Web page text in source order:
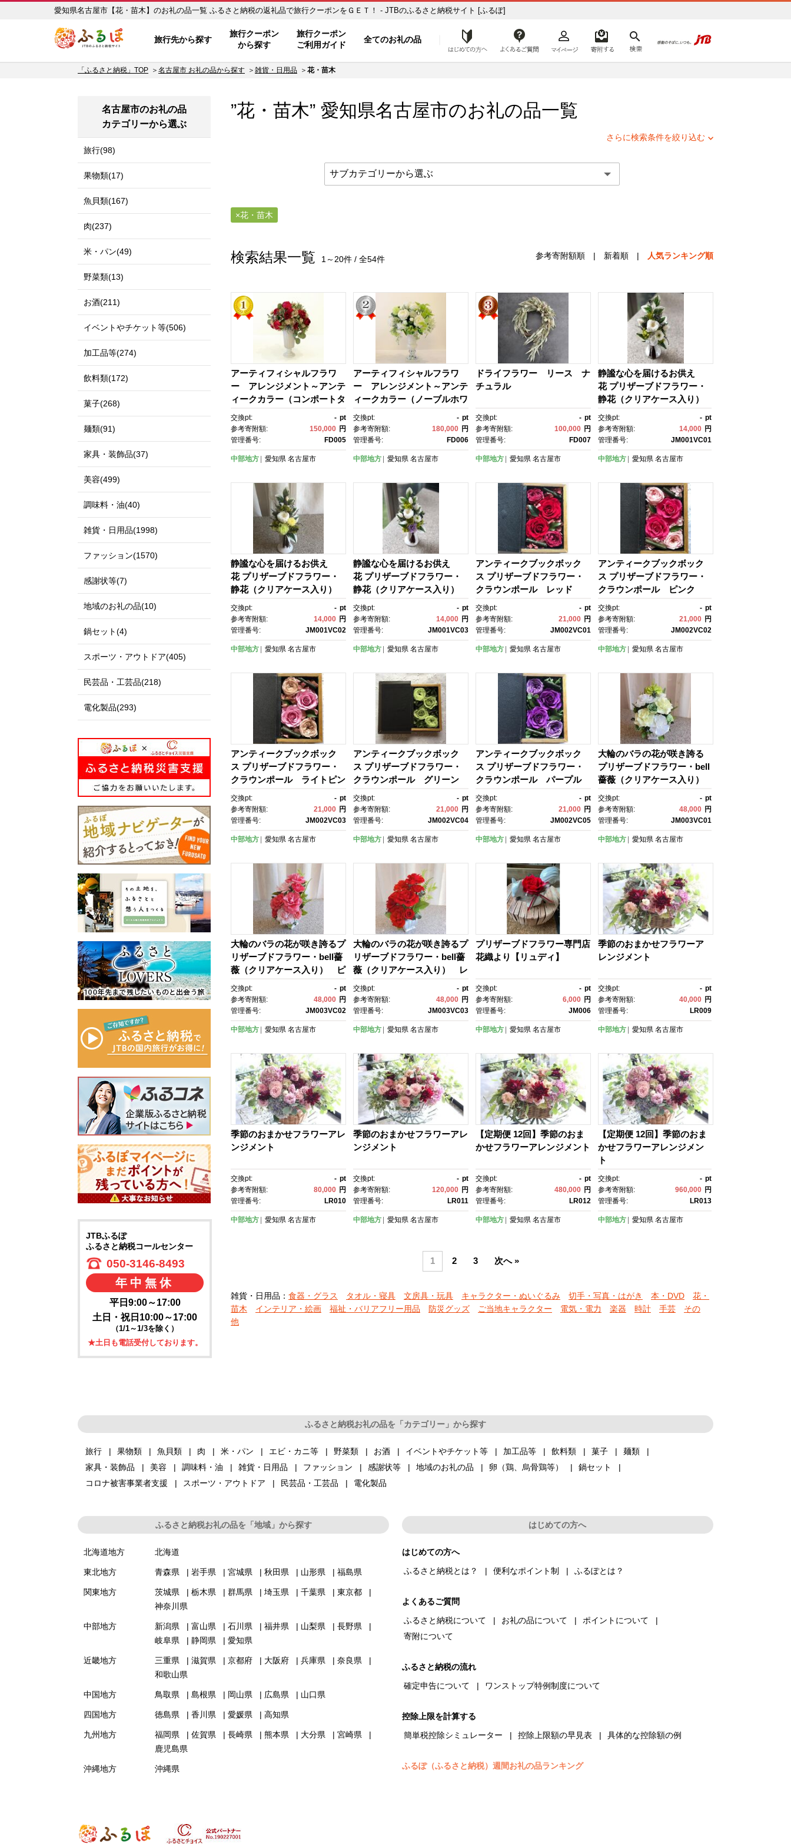
愛知県名古屋市【花・苗木】のお礼の品一覧 ふるさと納税の返礼品で旅行クーポンをＧＥＴ！ - JTBのふるさと納税サイト [ふるぽ]
旅行先から探す
旅行クーポン
から探す
旅行クーポン
ご利用ガイド
全てのお礼の品 はじめての方へ
「ふるさと納税」TOP 名古屋市 お礼の品から探す 雑貨・日用品 花・苗木
”花・苗木” 愛知県名古屋市のお礼の品一覧
さらに検索条件を絞り込む
花・苗木
検索結果一覧 1～20件 / 全54件 参考寄附額順 | 新着順 | 人気ランキング順
アーティフィシャルフラワ
ー アレンジメント～アンテ
ィークカラー（コンポートタ
イプ）～
交換pt: - pt
参考寄附額:
150,000 円
管理番号:
FD005
中部地方 愛知県 名古屋市
アーティフィシャルフラワ
ー アレンジメント～アンテ
ィークカラー（ノーブルホワ
イト）～
交換pt: - pt
参考寄附額:
180,000 円
管理番号:
FD006
中部地方 愛知県 名古屋市
ドライフラワー リース ナ
チュラル
交換pt: - pt
参考寄附額:
100,000 円
管理番号:
FD007
中部地方 愛知県 名古屋市
静謐な心を届けるお供え
花 プリザーブドフラワー・
静花（クリアケース入り）
ホワイト×グリーン
交換pt: - pt
参考寄附額:
14,000 円
管理番号:
JM001VC01
中部地方 愛知県 名古屋市
静謐な心を届けるお供え
花 プリザーブドフラワー・
静花（クリアケース入り）
ホワイト×グリーン×イエロ
ー
交換pt: - pt
参考寄附額:
14,000 円
管理番号:
JM001VC02
中部地方 愛知県 名古屋市
静謐な心を届けるお供え
花 プリザーブドフラワー・
静花（クリアケース入り）
ホワイト×グリーン×パープ
ル
交換pt: - pt
参考寄附額:
14,000 円
管理番号:
JM001VC03
中部地方 愛知県 名古屋市
アンティークブックボック
ス プリザーブドフラワー・
クラウンポール レッド
交換pt: - pt
参考寄附額:
21,000 円
管理番号:
JM002VC01
中部地方 愛知県 名古屋市
アンティークブックボック
ス プリザーブドフラワー・
クラウンポール ピンク
交換pt: - pt
参考寄附額:
21,000 円
管理番号:
JM002VC02
中部地方 愛知県 名古屋市
アンティークブックボック
ス プリザーブドフラワー・
クラウンポール ライトピン
ク
交換pt: - pt
参考寄附額:
21,000 円
管理番号:
JM002VC03
中部地方 愛知県 名古屋市
アンティークブックボック
ス プリザーブドフラワー・
クラウンポール グリーン
交換pt: - pt
参考寄附額:
21,000 円
管理番号:
JM002VC04
中部地方 愛知県 名古屋市
アンティークブックボック
ス プリザーブドフラワー・
クラウンポール パープル
交換pt: - pt
参考寄附額:
21,000 円
管理番号:
JM002VC05
中部地方 愛知県 名古屋市
大輪のバラの花が咲き誇る
プリザーブドフラワー・bell
薔薇（クリアケース入り）
ホワイト×グリーン系
交換pt: - pt
参考寄附額:
48,000 円
管理番号:
JM003VC01
中部地方 愛知県 名古屋市
大輪のバラの花が咲き誇るプ
リザーブドフラワー・bell薔
薇（クリアケース入り） ピ
ンク系
交換pt: - pt
参考寄附額:
48,000 円
管理番号:
JM003VC02
中部地方 愛知県 名古屋市
大輪のバラの花が咲き誇るプ
リザーブドフラワー・bell薔
薇（クリアケース入り） レ
ッド系
交換pt: - pt
参考寄附額:
48,000 円
管理番号:
JM003VC03
中部地方 愛知県 名古屋市
プリザーブドフラワー専門店
花織より【リュディ】
交換pt: - pt
参考寄附額:
6,000 円
管理番号:
JM006
中部地方 愛知県 名古屋市
季節のおまかせフラワーア
レンジメント
交換pt: - pt
参考寄附額:
40,000 円
管理番号:
LR009
中部地方 愛知県 名古屋市
季節のおまかせフラワーアレ
ンジメント
交換pt: - pt
参考寄附額:
80,000 円
管理番号:
LR010
中部地方 愛知県 名古屋市
季節のおまかせフラワーアレ
ンジメント
交換pt: - pt
参考寄附額:
120,000 円
管理番号:
LR011
中部地方 愛知県 名古屋市
【定期便 12回】季節のおま
かせフラワーアレンジメント
交換pt: - pt
参考寄附額:
480,000 円
管理番号:
LR012
中部地方 愛知県 名古屋市
【定期便 12回】季節のおま
かせフラワーアレンジメン
ト
交換pt: - pt
参考寄附額:
960,000 円
管理番号:
LR013
中部地方 愛知県 名古屋市
1 2 3 次へ »
雑貨・日用品： 食器・グラス タオル・寝具 文房具・玩具 キャラクター・ぬいぐるみ 切手・写真・はがき 本・DVD
花・
苗木
インテリア・絵画 福祉・バリアフリー用品 防災グッズ ご当地キャラクター 電気・電力 楽器 時計 手芸
その
他
名古屋市のお礼の品
カテゴリーから選ぶ
旅行(98)
果物類(17)
魚貝類(167)
肉(237)
米・パン(49)
野菜類(13)
お酒(211)
イベントやチケット等(506)
加工品等(274)
飲料類(172)
菓子(268)
麺類(91)
家具・装飾品(37)
美容(499)
調味料・油(40)
雑貨・日用品(1998)
ファッション(1570)
感謝状等(7)
地域のお礼の品(10)
鍋セット(4)
スポーツ・アウトドア(405)
民芸品・工芸品(218)
電化製品(293)
JTBふるぽ
ふるさと納税コールセンター
050-3146-8493
年中無休
平日9:00～17:00
土日・祝日10:00～17:00
（1/1～1/3を除く）
★土日も電話受付しております。
ふるさと納税お礼の品を「カテゴリー」から探す
旅行 果物類 魚貝類 肉 米・パン エビ・カニ等 野菜類 お酒 イベントやチケット等 加工品等 飲料類 菓子
麺類
家具・装飾品
美容 調味料・油 雑貨・日用品 ファッション 感謝状等 地域のお礼の品 卵（鶏、烏骨鶏等）
鍋セット
コロナ被害事業者支援
スポーツ・アウトドア 民芸品・工芸品 電化製品
ふるさと納税お礼の品を「地域」から探す
北海道地方 北海道
東北地方 青森県 岩手県 宮城県 秋田県 山形県 福島県
関東地方 茨城県 栃木県 群馬県 埼玉県 千葉県
東京都
神奈川県
中部地方 新潟県 富山県 石川県 福井県 山梨県
長野県
岐阜県
静岡県 愛知県
近畿地方 三重県 滋賀県 京都府 大阪府 兵庫県
奈良県
和歌山県
中国地方 鳥取県 島根県 岡山県 広島県 山口県
四国地方 徳島県 香川県 愛媛県 高知県
九州地方 福岡県 佐賀県 長崎県 熊本県 大分県
宮崎県
鹿児島県
沖縄地方 沖縄県
はじめての方へ
はじめての方へ
ふるさと納税とは？
便利なポイント制 ふるぽとは？
よくあるご質問
ふるさと納税について
お礼の品について
ポイントについて
寄附について
ふるさと納税の流れ
確定申告について
ワンストップ特例制度について
控除上限を計算する
簡単税控除シミュレーター
控除上限額の早見表 具体的な控除額の例
ふるぽ（ふるさと納税）週間お礼の品ランキング